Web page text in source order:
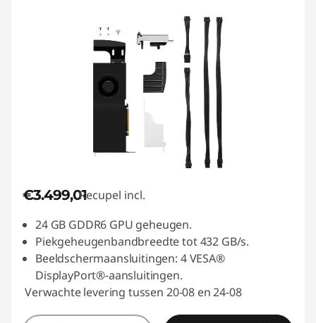
€3.499,01Recupel incl.
24 GB GDDR6 GPU geheugen.
Piekgeheugenbandbreedte tot 432 GB/s.
Beeldschermaansluitingen: 4 VESA®
DisplayPort®-aansluitingen.
Verwachte levering tussen 20-08 en 24-08